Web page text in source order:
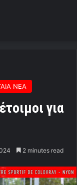
ΝΕΑ
για
2 minutes read